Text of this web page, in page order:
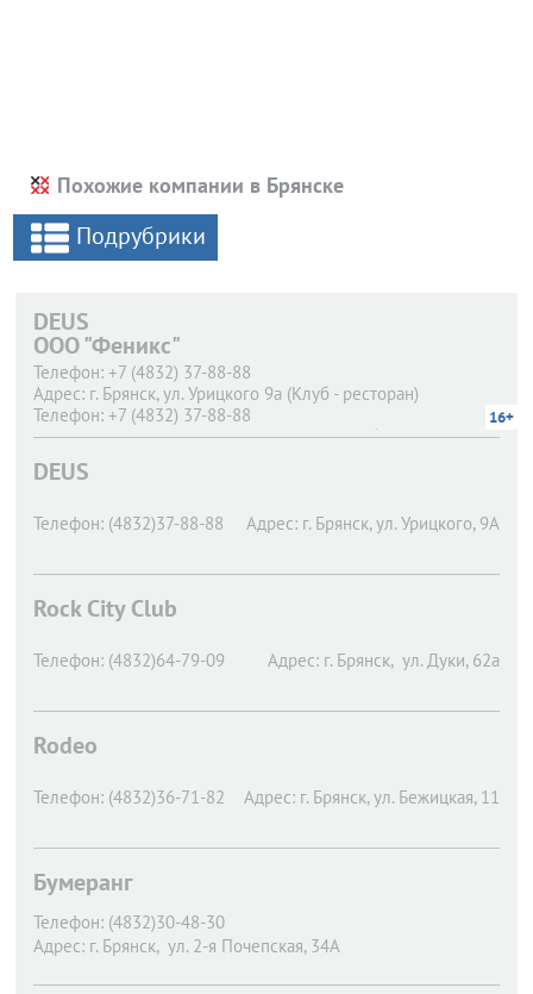
Похожие компании в Брянске
Подрубрики
DEUS
ООО "Феникс"
Телефон: +7 (4832) 37-88-88
Адрес: г. Брянск, ул. Урицкого 9а (Клуб - ресторан)
Телефон: +7 (4832) 37-88-88
Адрес: г. Брянск, ул. Урицкого 9а (Караоке - бар)
16+
DEUS
Телефон: (4832)37-88-88 Адрес: г. Брянск, ул. Урицкого, 9А
Rock City Club
Телефон: (4832)64-79-09 Адрес: г. Брянск, ул. Дуки, 62а
Rodeo
Телефон: (4832)36-71-82 Адрес: г. Брянск, ул. Бежицкая, 11
Бумеранг
Телефон: (4832)30-48-30
Адрес: г. Брянск, ул. 2-я Почепская, 34А